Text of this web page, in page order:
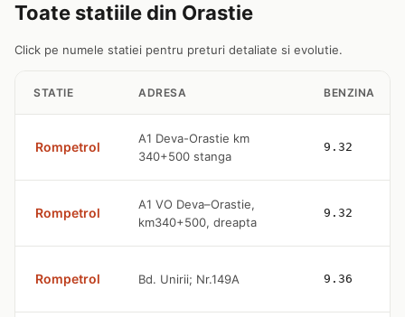
Toate statiile din Orastie
Click pe numele statiei pentru preturi detaliate si evolutie.
STATIE ADRESA BENZINA
Rompetrol
A1 Deva-Orastie km
340+500 stanga
9.32
Rompetrol
A1 VO Deva–Orastie,
km340+500, dreapta
9.32
Rompetrol Bd. Unirii; Nr.149A 9.36